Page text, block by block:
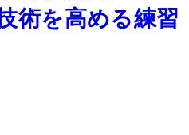
術を高める練習